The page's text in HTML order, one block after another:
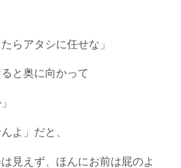
らアタシに任せな」
と奥に向かって
よ」だと、
見えず、ほんにお前は屁のよ